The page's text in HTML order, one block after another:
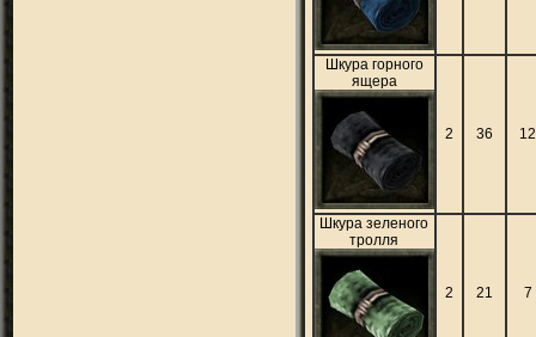
Шкура горного
ящера
2 36 12
Шкура зеленого
тролля
2 21 7